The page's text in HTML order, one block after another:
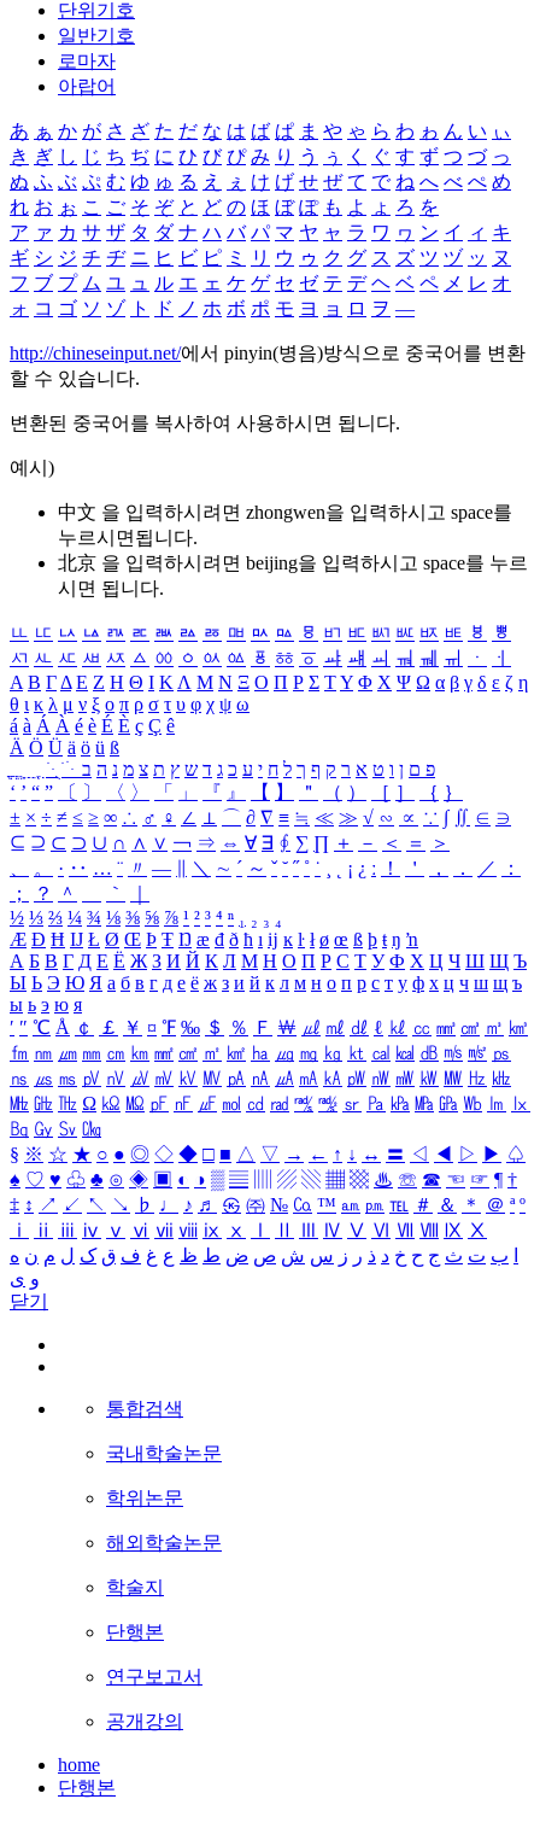
단위기호
일반기호
로마자
아랍어
あ ぁ か が さ ざ た だ な は ば ぱ ま や ゃ ら わ ゎ ん い ぃ
き ぎ し じ ち ぢ に ひ び ぴ み り う ぅ く ぐ す ず つ づ っ
ぬ ふ ぶ ぷ む ゆ ゅ る え ぇ け げ せ ぜ て で ね へ べ ぺ め
れ お ぉ こ ご そ ぞ と ど の ほ ぼ ぽ も よ ょ ろ を
ア ァ カ サ ザ タ ダ ナ ハ バ パ マ ヤ ャ ラ ワ ヮ ン イ ィ キ
ギ シ ジ チ ヂ ニ ヒ ビ ピ ミ リ ウ ゥ ク グ ス ズ ツ ヅ ッ ヌ
フ ブ プ ム ユ ュ ル エ ェ ケ ゲ セ ゼ テ デ ヘ ベ ペ メ レ オ
ォ コ ゴ ソ ゾ ト ド ノ ホ ボ ポ モ ヨ ョ ロ ヲ ―
http://chineseinput.net/에서 pinyin(병음)방식으로 중국어를 변환
할 수 있습니다.
변환된 중국어를 복사하여 사용하시면 됩니다.
예시)
中文 을 입력하시려면 zhongwen을 입력하시고 space를
누르시면됩니다.
北京 을 입력하시려면 beijing을 입력하시고 space를 누르
시면 됩니다.
ㅥ ㅦ ㅧ ㅨ ㅩ ㅪ ㅫ ㅬ ㅭ ㅮ ㅯ ㅰ ㅱ ㅲ ㅳ ㅴ ㅵ ㅶ ㅷ ㅸ
ㅹ
ㅺ ㅻ ㅼ ㅽ ㅾ ㅿ ㆀ ㆁ ㆂ ㆃ ㆄ ㆅ ㆆ ㆇ ㆈ ㆉ ㆊ ㆋ ㆌ ㆍ
ㆎ
Α Β ΓΔ Ε Ζ Η Θ Ι ΚΛ Μ Ν Ξ Ο Π Ρ Σ ΤΥ Φ Χ Ψ Ω α β γ δ ε ζ η
θ ι κ λ μ ν ξ ο π ρ σ τ υ φ χ ψ ω
á à Á À é è É È ç Ç ê
Ä Ö Ü ä ö ü ß
ִֶֹ ֻּ ׁׂ פ ם ן ו ט א ר ק ף ך ל ח י ע כ ג ד ש ץ ת צ מ נ ה ב
‘ ’ “ ” 〔 〕 〈 〉 「 」 『 』 【 】 ＂ （ ） ［ ］ ｛ ｝
± × ÷ ≠ ≤ ≥ ∞ ∴ ♂ ♀ ∠ ⊥ ⌒ ∂ ∇ ≡ ≒ ≪ ≫ √ ∽ ∝ ∵ ∫ ∬ ∈ ∋
⊆ ⊇ ⊂ ⊃ ∪ ∩ ∧ ∨ ￢ ⇒ ⇔ ∀ ∃ ∮ ∑ ∏ ＋ － ＜ ＝
＞
、
。 · ‥ … ¨ 〃 ― ＼ ∼ ´ ～ ˇ ˘ ˝ ˚ ˙ ¸ ¡ ¿ ː ！ ＇ ， ． ／
：
；
？ ＾ ｀
½ ⅓ ⅔ ¼ ¾ ⅛ ⅜ ⅝ ⅞ ¹ ² ³ ⁴ ⁿ ₁ ₂ ₃ ₄
Æ Ð Ħ Ĳ Ł Ø Œ Þ Ŧ Ŋ æ đ ð ħ ı ĳ ĸ ŀ ł ø œ ß þ ŧ ŋ ŉ
А Б В Г Д Е Ё Ж З И Й К Л М Н О П Р С Т У Ф Х Ц Ч Ш Щ Ъ
Ы Ь Э Ю Я а б в г д е ё ж з и й к л м н о п р с т у ф х ц ч ш щ ъ
ы ь э ю я
′ ″ ℃ Å ￠ ￡ ￥ ¤ ℉ ‰ ＄ ％ Ｆ ￦ ㎕ ㎖ ㎗ ℓ ㎘ ㏄ ㎣ ㎤ ㎥ ㎦
㎙ ㎚ ㎛ ㎜ ㎝ ㎞ ㎟ ㎠ ㎡ ㎢ ㏊ ㎍ ㎎ ㎏ ㏏ ㎈ ㎉ ㏈ ㎧ ㎨ ㎰
㎱ ㎲ ㎳ ㎴ ㎵ ㎶ ㎷ ㎸ ㎹ ㎀ ㎁ ㎂ ㎃ ㎄ ㎺ ㎻ ㎽ ㎾ ㎿ ㎐ ㎑
㎒ ㎓ ㎔ Ω ㏀ ㏁ ㎊ ㎋ ㎌ ㏖ ㏅ ㎭ ㎮ ㎯ ㏛ ㎩ ㎪ ㎫ ㎬ ㏝ ㏐
㏓
㏃ ㏉ ㏜ ㏆
§ ※ ☆ ★ ○ ● ◎ ◇ ◆ □ ■ △ ▽ → ← ↑ ↓ ↔ 〓 ◁ ◀ ▷ ▶ ♤
♠ ♡ ♥ ♧ ♣ ⊙ ◈ ▣ ◐ ◑ ▒ ▤ ▨ ▧ ▦ ▩ ♨ ☏ ☎ ☜ ☞ ¶ †
‡ ↕ ↗ ↙ ↖ ↘ ♭ ♩ ♪ ♬ ㉿ ㈜ № ㏇ ™ ㏂ ㏘ ℡ ＃ ＆ ＊ ＠ ª º
ⅰ
ⅱ ⅲ ⅳ ⅴ ⅵ ⅶ ⅷ ⅸ ⅹ Ⅳ Ⅴ Ⅵ Ⅶ Ⅷ Ⅸ Ⅹ
ب ت ث ج ح خ د ذ ر ز س ش ص ض ط ظ ع غ ف ق ک ل م ن ه
و ی
닫기
통합검색
국내학술논문
학위논문
해외학술논문
학술지
단행본
연구보고서
공개강의
home
단행본